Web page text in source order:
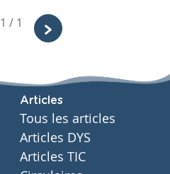
1 / 1
Articles
Tous les articles
Articles DYS
Articles TIC